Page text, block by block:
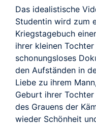
Das idealistische
Studentin wird zum
Kriegstagebuch
ihrer kleinen
schonungsloses
den Aufständen in
Liebe zu ihrem
Geburt ihrer
des Grauens der
wieder Schönheit